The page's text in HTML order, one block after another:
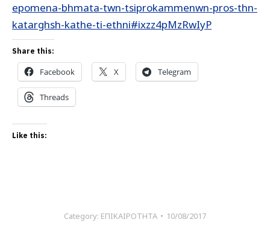
epomena-bhmata-twn-tsiprokammenwn-pros-thn-
katarghsh-kathe-ti-ethni#ixzz4pMzRwIyP
Share this:
Facebook X Telegram
Threads
Like this:
Category: ΕΠΙΚΑΙΡΟΤΗΤΑ 10/08/2017